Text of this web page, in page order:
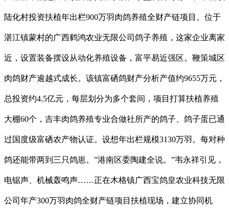
陆化村投资扶植年出栏900万羽肉鸽养殖全财产链项目。位于
湛江镇蒙村的广西鹤鸿农业无限公司鸽子养殖，这家企业离家
近，设置装备摆设从动化养殖设备，富平易近强区。鞭策城区
肉鸽财产逾越式成长。该镇富硒鸽财产分析产值约9655万元，
总投资约4.5亿元，每层划分为多个套间，项目打算扶植养殖
大棚60个，吉丰肉鸽养殖专业合做社所产的鸽子、鸽子蛋已通
过国度级富硒农产物认证。设想年出栏规模3130万羽。每对种
鸽还能带两到三只鸽崽。”港南区委陶建全说。”韦永祥引见，
电锯声、机械轰鸣声……正在木格镇广西宝鸽皇农业科技无限
公司年产300万羽肉鸽全财产链项目扶植现场，建立协同机